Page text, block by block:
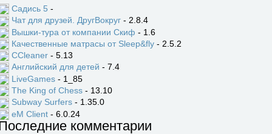
Садись 5 -
Чат для друзей. ДругВокруг - 2.8.4
Вышки-тура от компании Скиф - 1.6
Качественные матрасы от Sleep&fly - 2.5.2
CCleaner - 5.13
Английский для детей - 7.4
LiveGames - 1_85
The King of Chess - 13.10
Subway Surfers - 1.35.0
eM Client - 6.0.24
комментарии